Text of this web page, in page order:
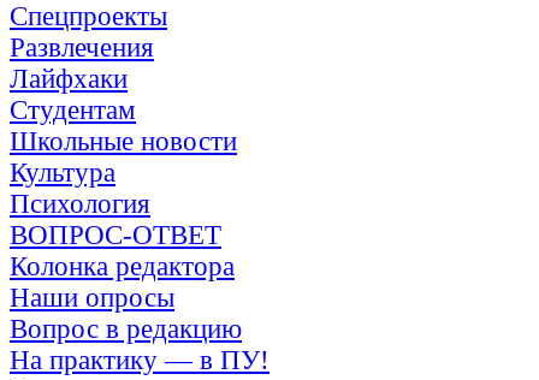
Спецпроекты
Развлечения
Лайфхаки
Студентам
Школьные новости
Культура
Психология
ВОПРОС-ОТВЕТ
Колонка редактора
Наши опросы
Вопрос в редакцию
На практику — в ПУ!